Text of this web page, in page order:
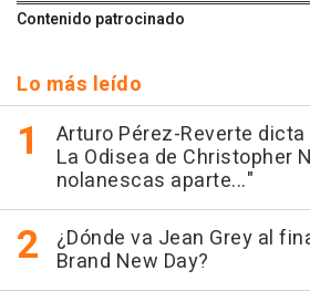
Contenido patrocinado
Lo más leído
Arturo Pérez-Reverte
La Odisea de Christopher
nolanescas aparte..."
¿Dónde va Jean Grey al
Brand New Day?